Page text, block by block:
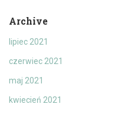
Archive
lipiec 2021
czerwiec 2021
maj 2021
kwiecień 2021